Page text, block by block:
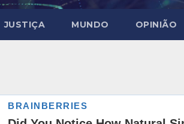
JUSTIÇA MUNDO OPINIÃO